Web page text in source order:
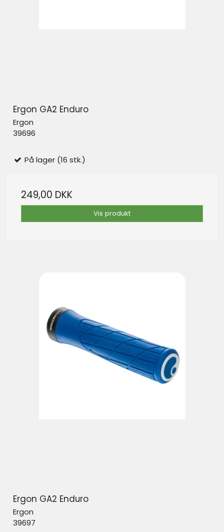
Ergon GA2 Enduro
Ergon
39696
På lager (16 stk.)
249,00 DKK
Vis produkt
Ergon GA2 Enduro
Ergon
39697